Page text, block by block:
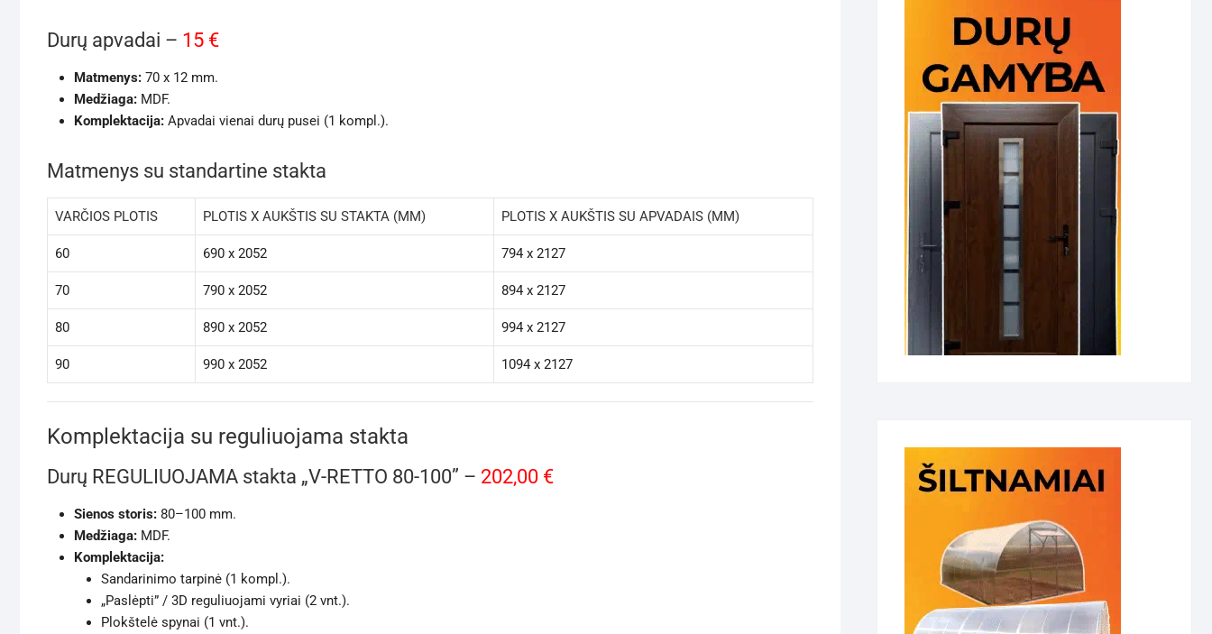
Durų apvadai – 15 €
Matmenys: 70 x 12 mm.
Medžiaga: MDF.
Komplektacija: Apvadai vienai durų pusei (1 kompl.).
Matmenys su standartine stakta
VARČIOS PLOTIS PLOTIS X AUKŠTIS SU STAKTA (MM) PLOTIS X AUKŠTIS SU APVADAIS (MM)
60 690 x 2052 794 x 2127
70 790 x 2052 894 x 2127
80 890 x 2052 994 x 2127
90 990 x 2052 1094 x 2127
Komplektacija su reguliuojama stakta
Durų REGULIUOJAMA stakta „V-RETTO 80-100” – 202,00 €
Sienos storis: 80–100 mm.
Medžiaga: MDF.
Komplektacija:
Sandarinimo tarpinė (1 kompl.).
„Paslėpti” / 3D reguliuojami vyriai (2 vnt.).
Plokštelė spynai (1 vnt.).